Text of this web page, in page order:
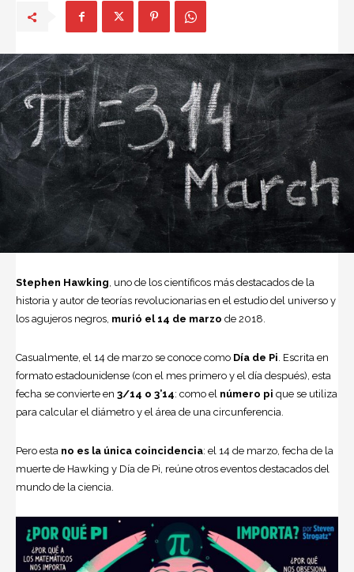
Stephen Hawking, uno de los científicos más destacados de la
historia y autor de teorías revolucionarias en el estudio del universo y
los agujeros negros, murió el 14 de marzo de 2018.
Casualmente, el 14 de marzo se conoce como Día de Pi. Escrita en
formato estadounidense (con el mes primero y el día después), esta
fecha se convierte en 3/14 o 3’14: como el número pi que se utiliza
para calcular el diámetro y el área de una circunferencia.
Pero esta no es la única coincidencia: el 14 de marzo, fecha de la
muerte de Hawking y Día de Pi, reúne otros eventos destacados del
mundo de la ciencia.